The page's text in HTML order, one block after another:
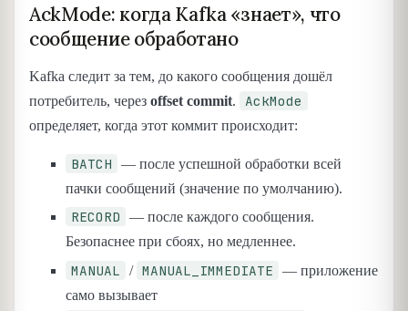
AckMode: когда Kafka «знает», что
сообщение обработано
Kafka следит за тем, до какого сообщения дошёл
потребитель, через offset commit. AckMode
определяет, когда этот коммит происходит:
BATCH
— после успешной обработки всей
пачки сообщений (значение по умолчанию).
RECORD
— после каждого сообщения.
Безопаснее при сбоях, но медленнее.
MANUAL / MANUAL_IMMEDIATE
— приложение
само вызывает